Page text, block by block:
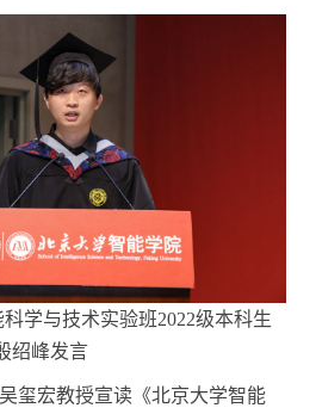
学与技术实验班2022级本科生
绍峰发言
玺宏教授宣读《北京大学智能